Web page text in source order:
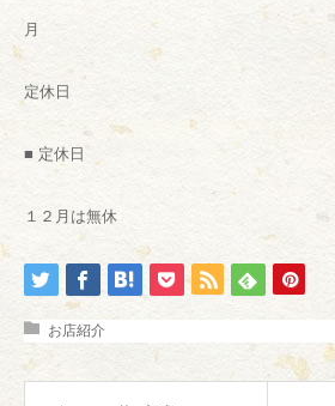
月
定休日
■ 定休日
１２月は無休
お店紹介